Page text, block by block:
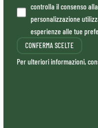
controlla il consenso
personalizzazione
esperienze alle tue
CONFERMA SCELTE
Per ulteriori informazioni,